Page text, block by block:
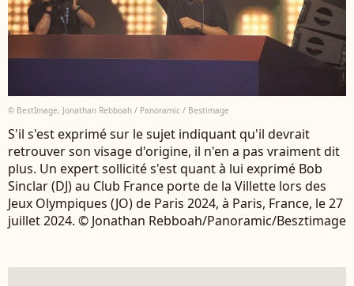
© BestImage, Jonathan Rebboah / Panoramic / Bestimage
S'il s'est exprimé sur le sujet indiquant qu'il devrait
retrouver son visage d'origine, il n'en a pas vraiment dit
plus. Un expert sollicité s'est quant à lui exprimé Bob
Sinclar (DJ) au Club France porte de la Villette lors des
Jeux Olympiques (JO) de Paris 2024, à Paris, France, le 27
juillet 2024. © Jonathan Rebboah/Panoramic/Besztimage